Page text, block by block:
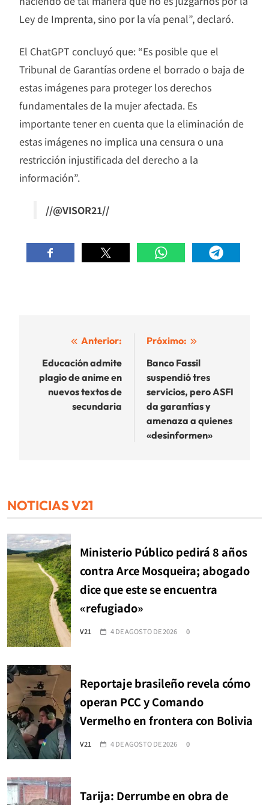
Ley de Imprenta, sino por la vía penal”, declaró.
El ChatGPT concluyó que: “Es posible que el
Tribunal de Garantías ordene el borrado o baja de
estas imágenes para proteger los derechos
fundamentales de la mujer afectada. Es
importante tener en cuenta que la eliminación de
estas imágenes no implica una censura o una
restricción injustificada del derecho a la
información”.
//@VISOR21//
Navegación
de
entradas
Anterior:
Educación admite
plagio de anime en
nuevos textos de
secundaria
Próximo:
Banco Fassil
suspendió tres
servicios, pero ASFI
da garantías y
amenaza a quienes
«desinformen»
NOTICIAS V21
Ministerio Público pedirá 8 años
contra Arce Mosqueira; abogado
dice que este se encuentra
«refugiado»
V21 4 DE AGOSTO DE 2026 0
Reportaje brasileño revela cómo
operan PCC y Comando
Vermelho en frontera con Bolivia
V21 4 DE AGOSTO DE 2026 0
Tarija: Derrumbe en obra de